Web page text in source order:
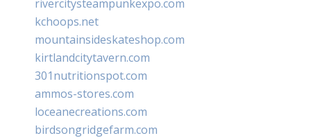
rivercitysteampunkexpo.com
kchoops.net
mountainsideskateshop.com
kirtlandcitytavern.com
301nutritionspot.com
ammos-stores.com
loceanecreations.com
birdsongridgefarm.com